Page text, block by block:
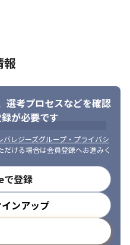
る理由は、
繋がると考えているからで
報
選考プロセスなどを確認
が必要です
バレジーズグループ・プライバシ
ける場合は会員登録へお進みく
で登録
ンアップ